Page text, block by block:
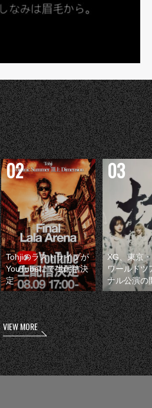
Tohjiのラストライブが
YouTubeにて生配信決
定
XG、東京
ワールドツ
ナル公演の
VIEW MORE